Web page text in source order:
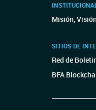
INSTITUCIONAL
Misión,
SITIOS DE
Red de
BFA